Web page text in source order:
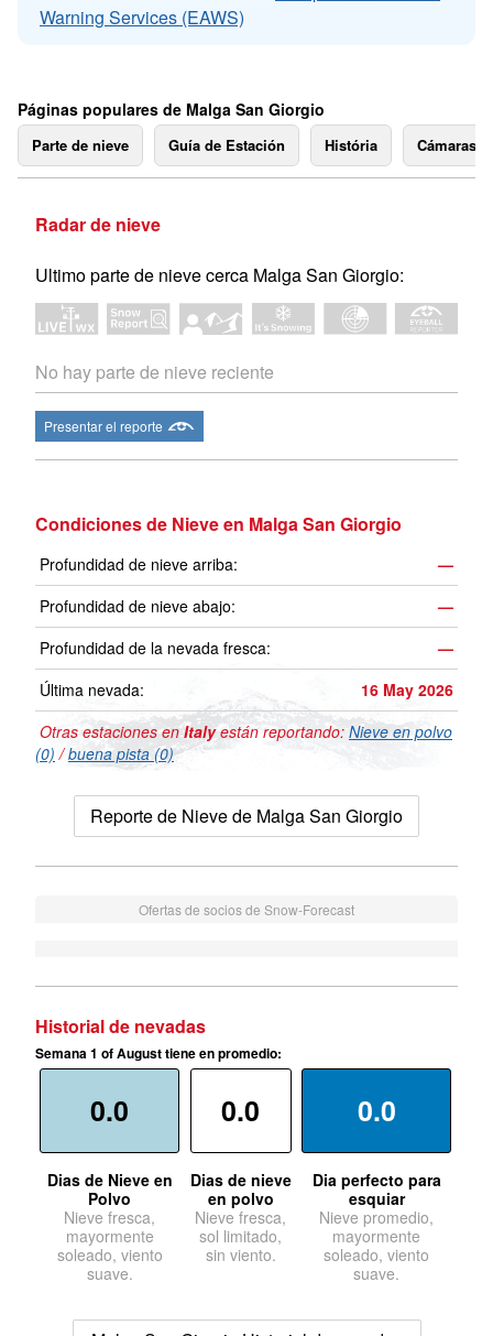
Warning Services (EAWS)
Páginas populares de Malga San Giorgio
Parte de nieve Guía de Estación História Cámaras
Radar de nieve
Ultimo parte de nieve cerca Malga San Giorgio:
No hay parte de nieve reciente
Presentar el reporte
Condiciones de Nieve en Malga San Giorgio
Profundidad de nieve arriba:
—
Profundidad de nieve abajo:
—
Profundidad de la nevada fresca:
—
Última nevada:
16 May 2026
Otras estaciones enItalyestán reportando: Nieve en polvo
(0) /buena pista (0)
Reporte de Nieve de Malga San Giorgio
Ofertas de socios de Snow-Forecast
Historial de nevadas
Semana 1 of August tiene en promedio:
0.0
Dias de Nieve en
Polvo
Nieve fresca,
mayormente
soleado, viento
suave.
0.0
Dias de nieve
en polvo
Nieve fresca,
sol limitado,
sin viento.
0.0
Dia perfecto para
esquiar
Nieve promedio,
mayormente
soleado, viento
suave.